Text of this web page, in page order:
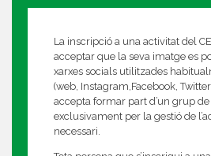
La inscripció a una activitat del
acceptar que la seva imatge es
xarxes socials utilitzades
(web, Instagram,Facebook,
accepta formar part d’un grup
exclusivament per la gestió de
necessari.